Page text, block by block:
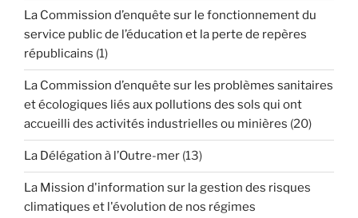
La Commission d’enquête sur le fonctionnement du
service public de l’éducation et la perte de repères
républicains (1)
La Commission d’enquête sur les problèmes sanitaires
et écologiques liés aux pollutions des sols qui ont
accueilli des activités industrielles ou minières (20)
La Délégation à l’Outre-mer (13)
La Mission d'information sur la gestion des risques
climatiques et l'évolution de nos régimes